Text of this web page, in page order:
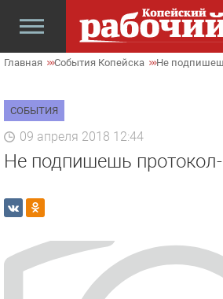
Главная События Копейска Не
СОБЫТИЯ
09 апреля 2018 12:44
Не подпишешь